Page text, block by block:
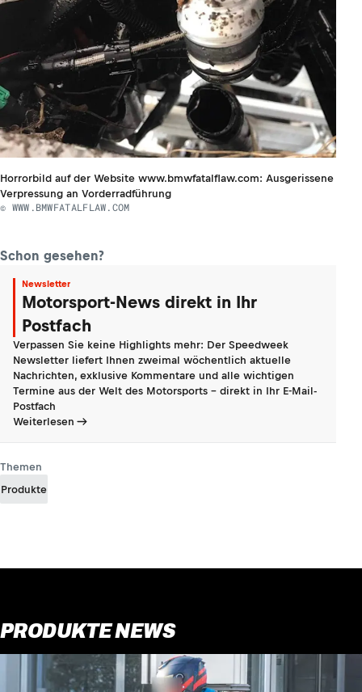
Horrorbild auf der Website www.bmwfatalflaw.com: Ausgerissene
Verpressung an Vorderradführung
© WWW.BMWFATALFLAW.COM
Schon gesehen?
Newsletter
Motorsport-News direkt in Ihr
Postfach
Verpassen Sie keine Highlights mehr: Der Speedweek
Newsletter liefert Ihnen zweimal wöchentlich aktuelle
Nachrichten, exklusive Kommentare und alle wichtigen
Termine aus der Welt des Motorsports - direkt in Ihr E-Mail-
Postfach
Weiterlesen
Themen
Produkte
PRODUKTE NEWS